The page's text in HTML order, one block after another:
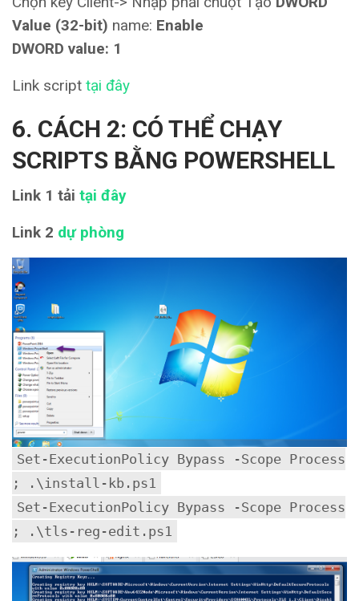
Value (32-bit) name: Enable
DWORD value: 1
Link script tại đây
6. CÁCH 2: CÓ THỂ CHẠY
SCRIPTS BẰNG POWERSHELL
Link 1 tải tại đây
Link 2 dự phòng
Set-ExecutionPolicy Bypass -Scope Process
; .\install-kb.ps1
Set-ExecutionPolicy Bypass -Scope Process
; .\tls-reg-edit.ps1